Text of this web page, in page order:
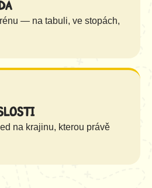
— na tabuli, ve stopách,
na krajinu, kterou právě